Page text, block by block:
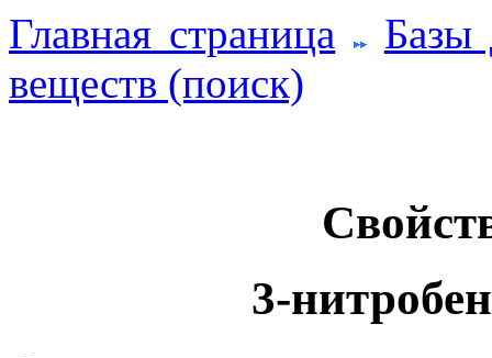
Главная страница
Базы
веществ (поиск)
3-